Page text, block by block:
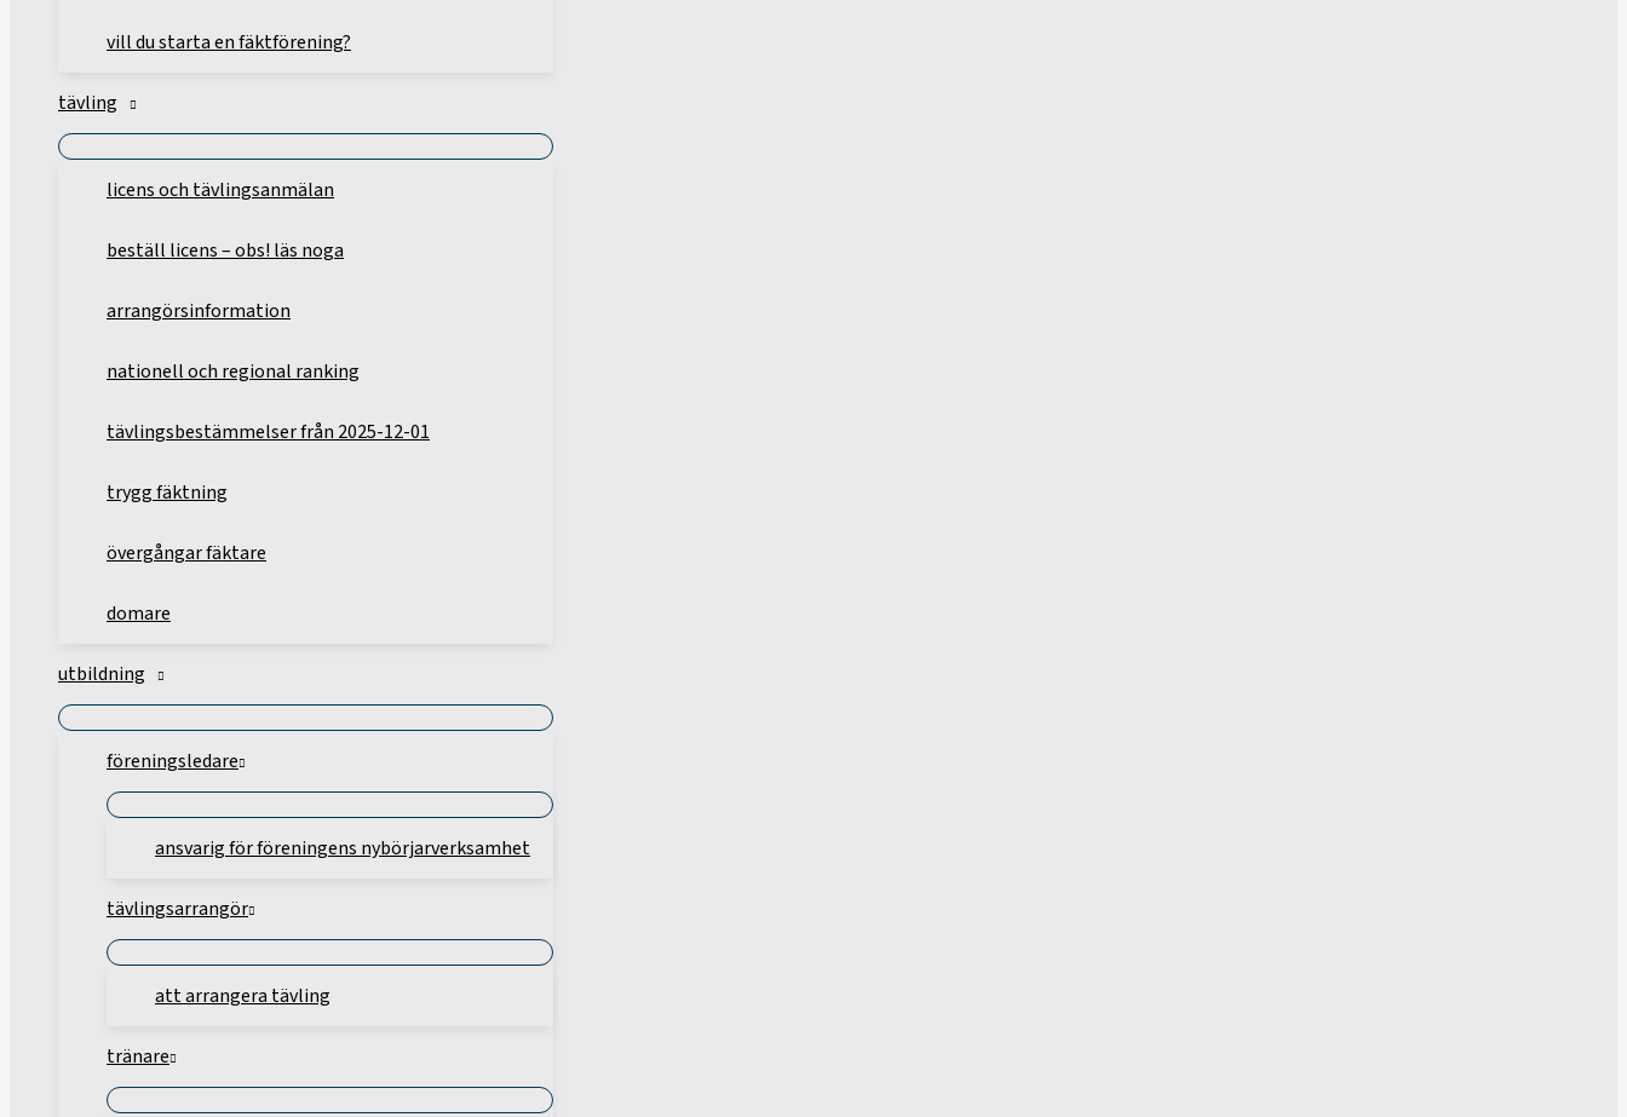
vill du starta en fäktförening?
tävling
licens och tävlingsanmälan
beställ licens – obs! läs noga
arrangörsinformation
nationell och regional ranking
tävlingsbestämmelser från 2025-12-01
trygg fäktning
övergångar fäktare
domare
utbildning
föreningsledare
ansvarig för föreningens nybörjarverksamhet
tävlingsarrangör
att arrangera tävling
tränare